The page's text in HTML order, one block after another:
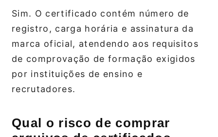
Sim. O certificado contém número de
registro, carga horária e assinatura da
marca oficial, atendendo aos requisitos
de comprovação de formação exigidos
por instituições de ensino e
recrutadores.
Qual o risco de comprar